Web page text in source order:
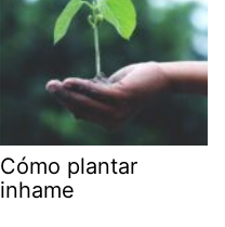
Cómo plantar
inhame